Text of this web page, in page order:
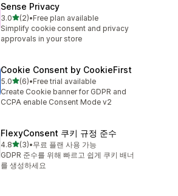
Sense Privacy
3.0별 5개 중
(2)
총 리뷰 2개
•Free plan available
Simplify cookie consent and privacy
approvals in your store
Cookie Consent by CookieFirst
5.0별 5개 중
(6)
총 리뷰 6개
•Free trial available
Create Cookie banner for GDPR and
CCPA enable Consent Mode v2
FlexyConsent 쿠키 규정 준수
4.8별 5개 중
(3)
총 리뷰 3개
•무료 플랜 사용 가능
GDPR 준수를 위해 빠르고 쉽게 쿠키 배너
를 생성하세요